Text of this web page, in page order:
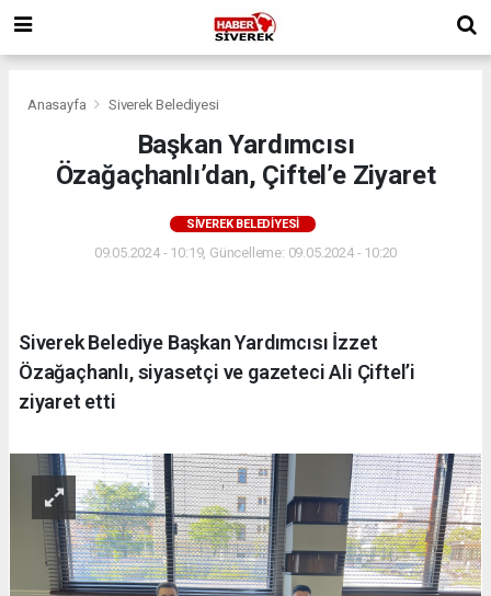
Anasayfa Siverek Belediyesi
Başkan Yardımcısı
Özağaçhanlı’dan, Çiftel’e Ziyaret
SIVEREK BELEDIYESI
09.05.2024 - 10:19, Güncelleme: 09.05.2024 - 10:20
Siverek Belediye Başkan Yardımcısı İzzet
Özağaçhanlı, siyasetçi ve gazeteci Ali Çiftel’i
ziyaret etti